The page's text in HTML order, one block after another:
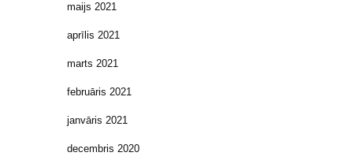
maijs 2021
aprīlis 2021
marts 2021
februāris 2021
janvāris 2021
decembris 2020